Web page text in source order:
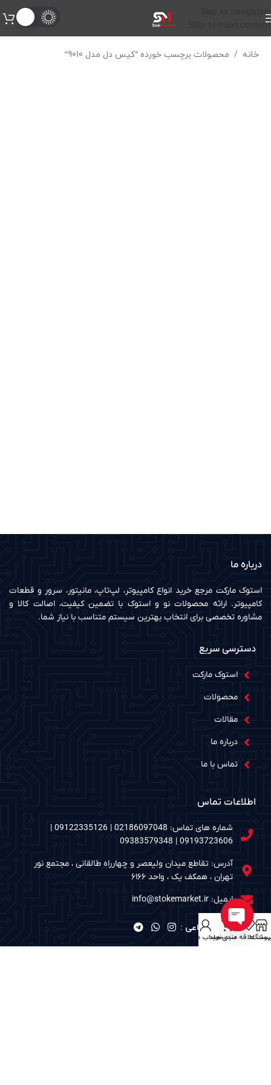
Skip to navigation
Skip to main content
خانه / محصولات برچسب خورده “کیس دل مدل 9010”
درباره ما
استوک مارکت مرجع خرید انواع کامپیوتر، لپ‌تاپ، مانیتور، سرور و قطعات
کامپیوتر. ارائه محصولات نو و استوک با تضمین کیفیت، اصالت کالا و
مشاوره تخصصی برای انتخاب بهترین سیستم متناسب با نیاز شما.
دسترسی سریع
استوک مارکت
محصولات
مقالات
درباره ما
تماس با ما
اطلاعات تماس
شماره های تماس: 02186097048 | 09122335126 |
09193723606 | 09383579348
آدرس: تقاطع میدان ولیعصر و چهارراه طالقانی ، مجتمع نور
تهران ، همکف یک ، واحد ۶۱۶۶
ایمیل: info@stokemarket.ir
شبکه های اجتماعی :
علاقه مندی ها
سبد خریدحساب منOpen